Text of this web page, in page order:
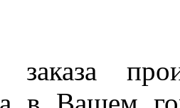
заказа